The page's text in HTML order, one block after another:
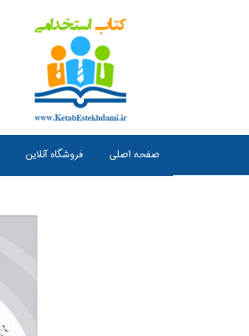
صفحه اصلی فروشگاه آنلاین